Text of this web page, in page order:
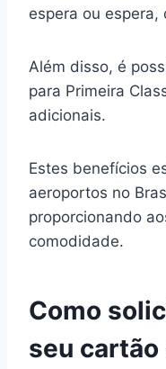
espera ou espera,
Além disso, é
para Primeira
adicionais.
Estes benefícios
aeroportos no
proporcionando
comodidade.
Como
seu